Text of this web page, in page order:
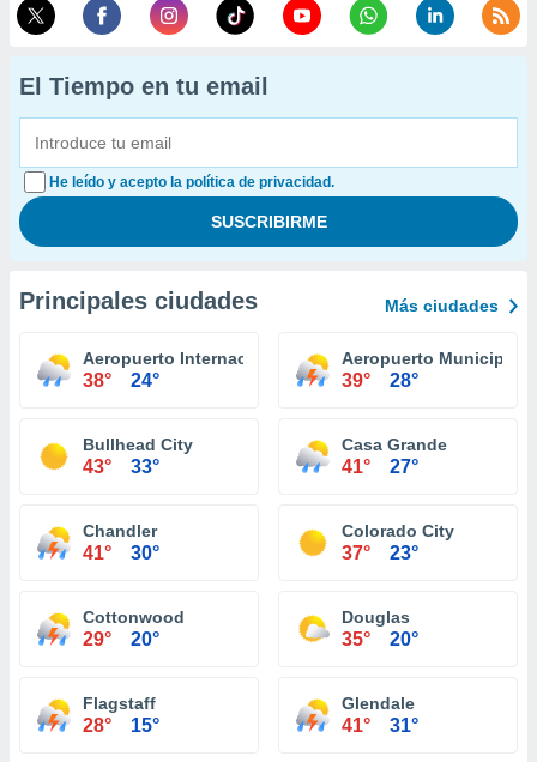
El Tiempo en tu email
He leído y acepto la política de privacidad.
Principales ciudades Más ciudades
Aeropuerto Internacional Tucson
38° 24°
Aeropuerto Municipal
39° 28°
Bullhead City
43° 33°
Casa Grande
41° 27°
Chandler
41° 30°
Colorado City
37° 23°
Cottonwood
29° 20°
Douglas
35° 20°
Flagstaff
28° 15°
Glendale
41° 31°